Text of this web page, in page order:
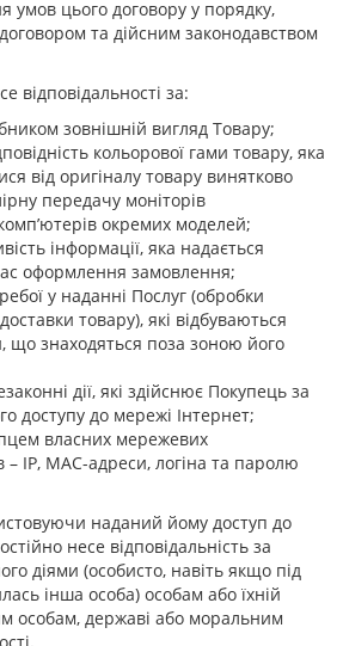
умов цього договору у порядку,
та дійсним законодавством
відповідальності за:
зовнішній вигляд Товару;
кольорової гами товару, яка
від оригіналу товару винятково
передачу моніторів
окремих моделей;
інформації, яка надається
оформлення замовлення;
у наданні Послуг (обробки
товару), які відбуваються
що знаходяться поза зоною його
дії, які здійснює Покупець за
доступу до мережі Інтернет;
власних мережевих
– IP, MAC-адреси, логіна та паролю
наданий йому доступ до
несе відповідальність за
діями (особисто, навіть якщо під
інша особа) особам або їхній
особам, державі або моральним